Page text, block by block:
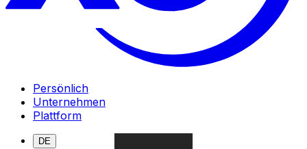
Persönlich
Unternehmen
Plattform
DE